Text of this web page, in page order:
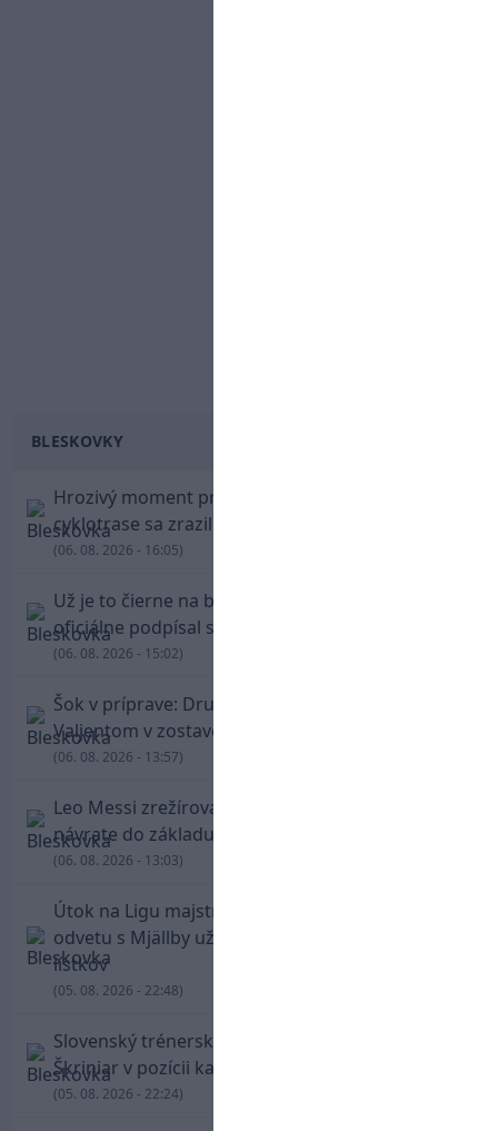
BLESKOVKY
Hrozivý moment pre Zdena Cháru! Na
cyklotrase sa zrazil s bežcom
(06. 08. 2026 - 16:05)
Už je to čierne na bielom: Mohamed Salah
oficiálne podpísal s Trabzonsporom
(06. 08. 2026 - 15:02)
Šok v príprave: Druholigová Mallorca s
Valjentom v zostave zdolala PSG
(06. 08. 2026 - 13:57)
Leo Messi zrežíroval obrat Interu Miami, pri
návrate do základu strelil dva góly
(06. 08. 2026 - 13:03)
Útok na Ligu majstrov láka! Slovan hlási na
odvetu s Mjällby už viac ako 13-tisíc predaných
lístkov
(05. 08. 2026 - 22:48)
Slovenský trénerský súboj pre Borbélyho,
Škriniar v pozícii kapitána potiahol Fenerbahce
(05. 08. 2026 - 22:24)